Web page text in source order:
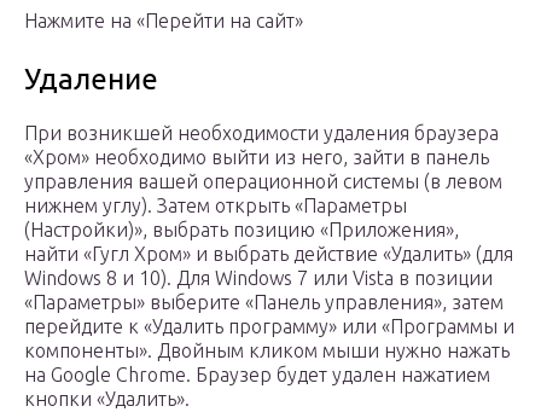
Нажмите на «Перейти на сайт»
Удаление
При возникшей необходимости удаления браузера
«Хром» необходимо выйти из него, зайти в панель
управления вашей операционной системы (в левом
нижнем углу). Затем открыть «Параметры
(Настройки)», выбрать позицию «Приложения»,
найти «Гугл Хром» и выбрать действие «Удалить» (для
Windows 8 и 10). Для Windows 7 или Vista в позиции
«Параметры» выберите «Панель управления», затем
перейдите к «Удалить программу» или «Программы и
компоненты». Двойным кликом мыши нужно нажать
на Google Chrome. Браузер будет удален нажатием
кнопки «Удалить».